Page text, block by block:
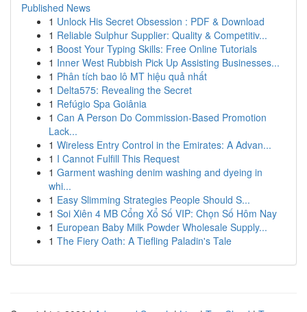
Published News
1 Unlock His Secret Obsession : PDF & Download
1 Reliable Sulphur Supplier: Quality & Competitiv...
1 Boost Your Typing Skills: Free Online Tutorials
1 Inner West Rubbish Pick Up Assisting Businesses...
1 Phân tích bao lô MT hiệu quả nhất
1 Delta575: Revealing the Secret
1 Refúgio Spa Goiânia
1 Can A Person Do Commission-Based Promotion
Lack...
1 Wireless Entry Control in the Emirates: A Advan...
1 I Cannot Fulfill This Request
1 Garment washing denim washing and dyeing in
whi...
1 Easy Slimming Strategies People Should S...
1 Soi Xiên 4 MB Cổng Xổ Số VIP: Chọn Số Hôm Nay
1 European Baby Milk Powder Wholesale Supply...
1 The Fiery Oath: A Tiefling Paladin's Tale